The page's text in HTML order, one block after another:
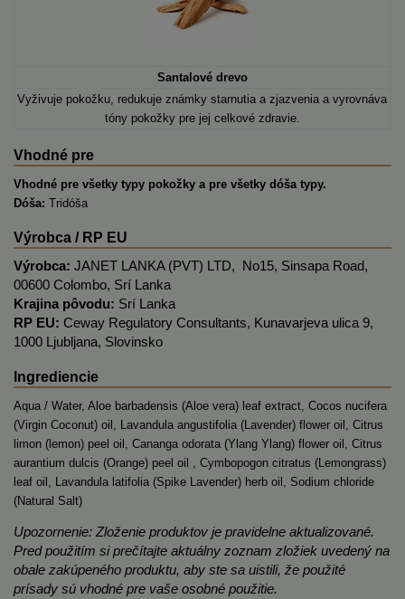
Santalové drevo
Vyživuje pokožku, redukuje známky starnutia a zjazvenia a vyrovnáva
tóny pokožky pre jej celkové zdravie.
Vhodné pre
Vhodné pre všetky typy pokožky a pre všetky dóša typy.
Dóša: Tridóša
Výrobca / RP EU
Výrobca: JANET LANKA (PVT) LTD, No15, Sinsapa Road,
00600 Colombo, Srí Lanka
Krajina pôvodu: Srí Lanka
RP EU: Ceway Regulatory Consultants, Kunavarjeva ulica 9,
1000 Ljubljana, Slovinsko
Ingrediencie
Aqua / Water, Aloe barbadensis (Aloe vera) leaf extract, Cocos nucifera
(Virgin Coconut) oil, Lavandula angustifolia (Lavender) flower oil, Citrus
limon (lemon) peel oil, Cananga odorata (Ylang Ylang) flower oil, Citrus
aurantium dulcis (Orange) peel oil , Cymbopogon citratus (Lemongrass)
leaf oil, Lavandula latifolia (Spike Lavender) herb oil, Sodium chloride
(Natural Salt)
Upozornenie: Zloženie produktov je pravidelne aktualizované.
Pred použitím si prečítajte aktuálny zoznam zložiek uvedený na
obale zakúpeného produktu, aby ste sa uistili, že použité
prísady sú vhodné pre vaše osobné použitie.